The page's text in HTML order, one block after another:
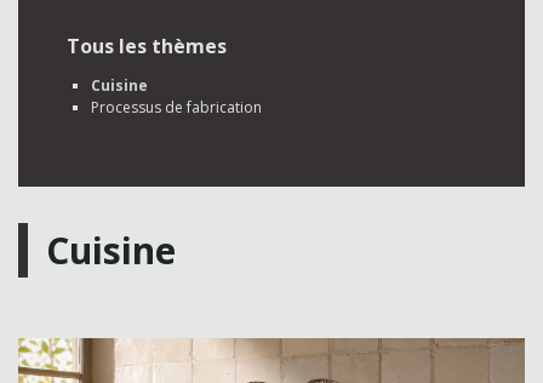
Tous les thèmes
Cuisine
Processus de fabrication
Cuisine